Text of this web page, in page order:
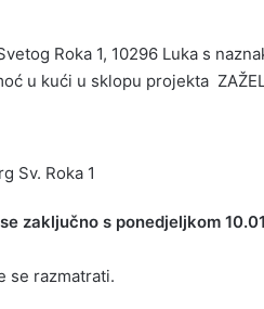
Roka 1, 10296 Luka s
u kući u sklopu projekta
Sv. Roka 1
zaključno s ponedjeljkom
se razmatrati.